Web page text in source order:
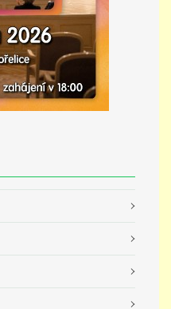
|Tisk|Nahoru ↑